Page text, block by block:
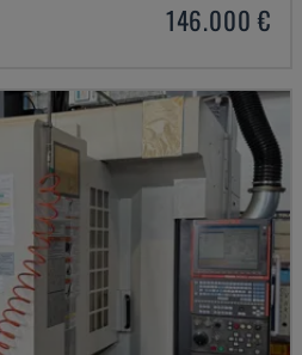
146.000 €